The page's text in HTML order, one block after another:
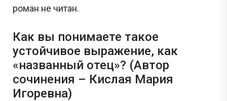
роман не читан.
Как вы понимаете такое
устойчивое выражение, как
«названный отец»? (Автор
сочинения – Кислая Мария
Игоревна)